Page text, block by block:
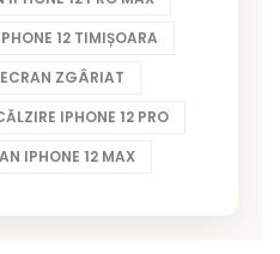
12 TIMIȘOARA
ZGÂRIAT
IPHONE 12 PRO
IPHONE 12 MAX